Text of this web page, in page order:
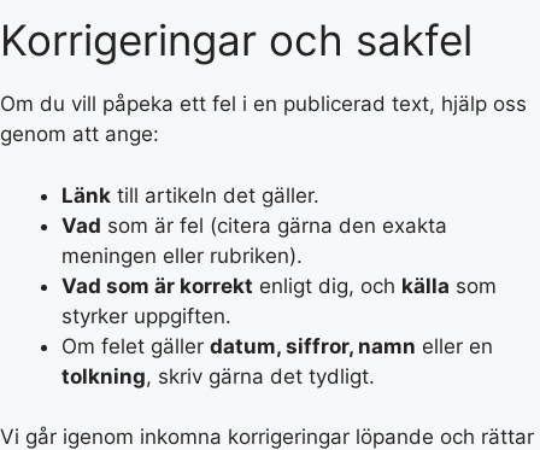
Korrigeringar och sakfel
Om du vill påpeka ett fel i en publicerad text, hjälp oss
genom att ange:
Länk till artikeln det gäller.
Vad som är fel (citera gärna den exakta
meningen eller rubriken).
Vad som är korrekt enligt dig, och källa som
styrker uppgiften.
Om felet gäller datum, siffror, namn eller en
tolkning, skriv gärna det tydligt.
Vi går igenom inkomna korrigeringar löpande och rättar